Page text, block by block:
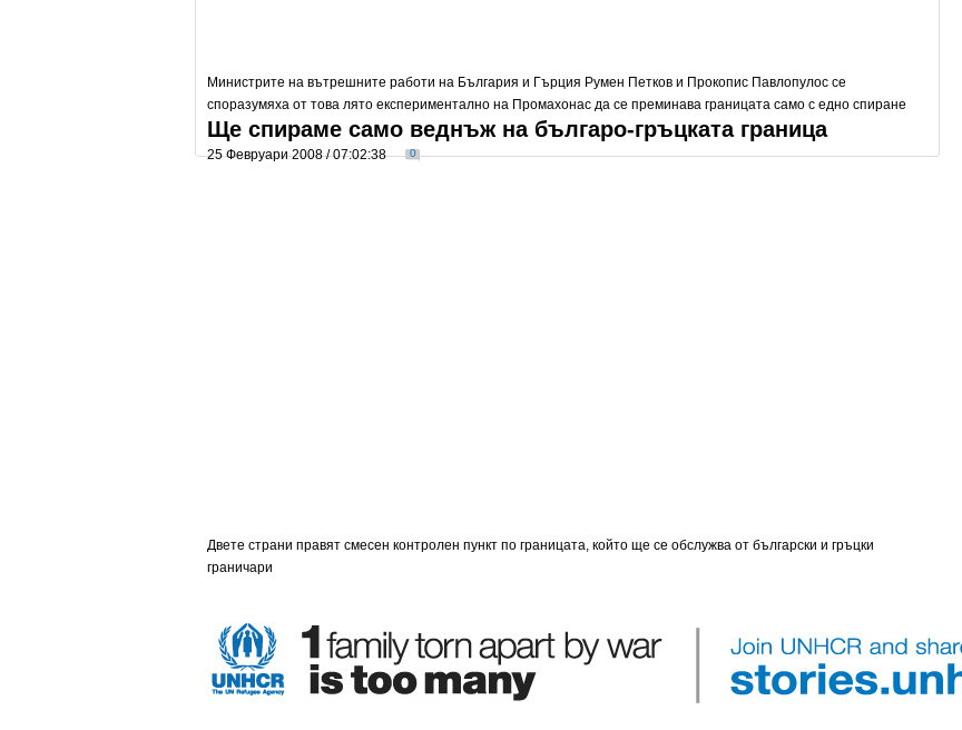
Министрите на вътрешните работи на България и Гърция Румен Петков и Прокопис Павлопулос се
споразумяха от това лято експериментално на Промахонас да се преминава границата само с едно спиране
Ще спираме само веднъж на българо-гръцката граница
25 Февруари 2008 / 07:02:38 0
Двете страни правят смесен контролен пункт по границата, който ще се обслужва от български и гръцки
граничари